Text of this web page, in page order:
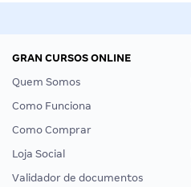
GRAN CURSOS ONLINE
Quem Somos
Como Funciona
Como Comprar
Loja Social
Validador de documentos